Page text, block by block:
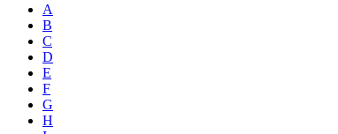
A
B
C
D
E
F
G
H